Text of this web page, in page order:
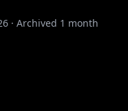
· Archived 1 month